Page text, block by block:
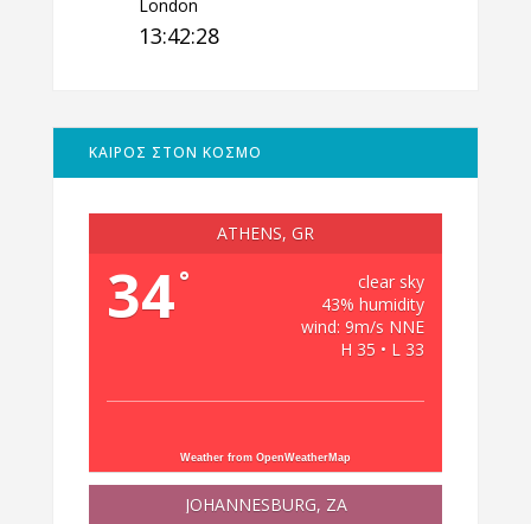
London
13:42:29
ΚΑΙΡΟΣ ΣΤΟΝ ΚΟΣΜΟ
ATHENS, GR
34°
clear sky
43% humidity
wind: 9m/s NNE
H 35 • L 33
Weather from OpenWeatherMap
JOHANNESBURG, ZA